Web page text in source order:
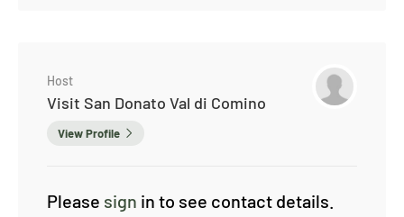
Host
Visit San Donato Val di Comino
View Profile
Please sign in to see contact details.